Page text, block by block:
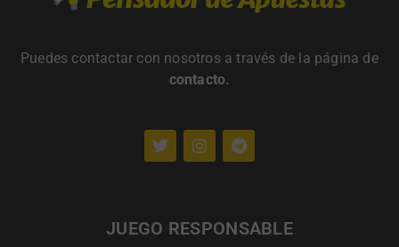
Puedes contactar con nosotros a través de la página de
contacto.
JUEGO RESPONSABLE